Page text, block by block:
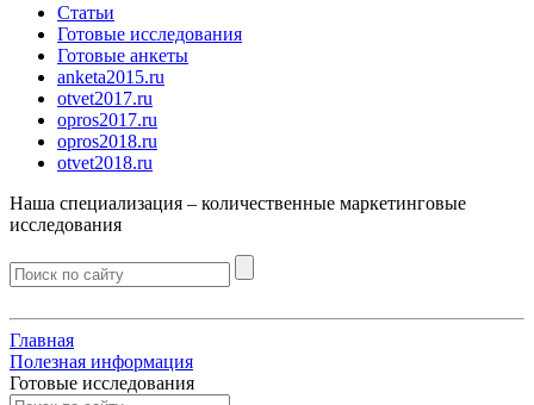
Статьи
Готовые исследования
Готовые анкеты
anketa2015.ru
otvet2017.ru
opros2017.ru
opros2018.ru
otvet2018.ru
Наша специализация – количественные маркетинговые
исследования
Главная
Полезная информация
Готовые исследования